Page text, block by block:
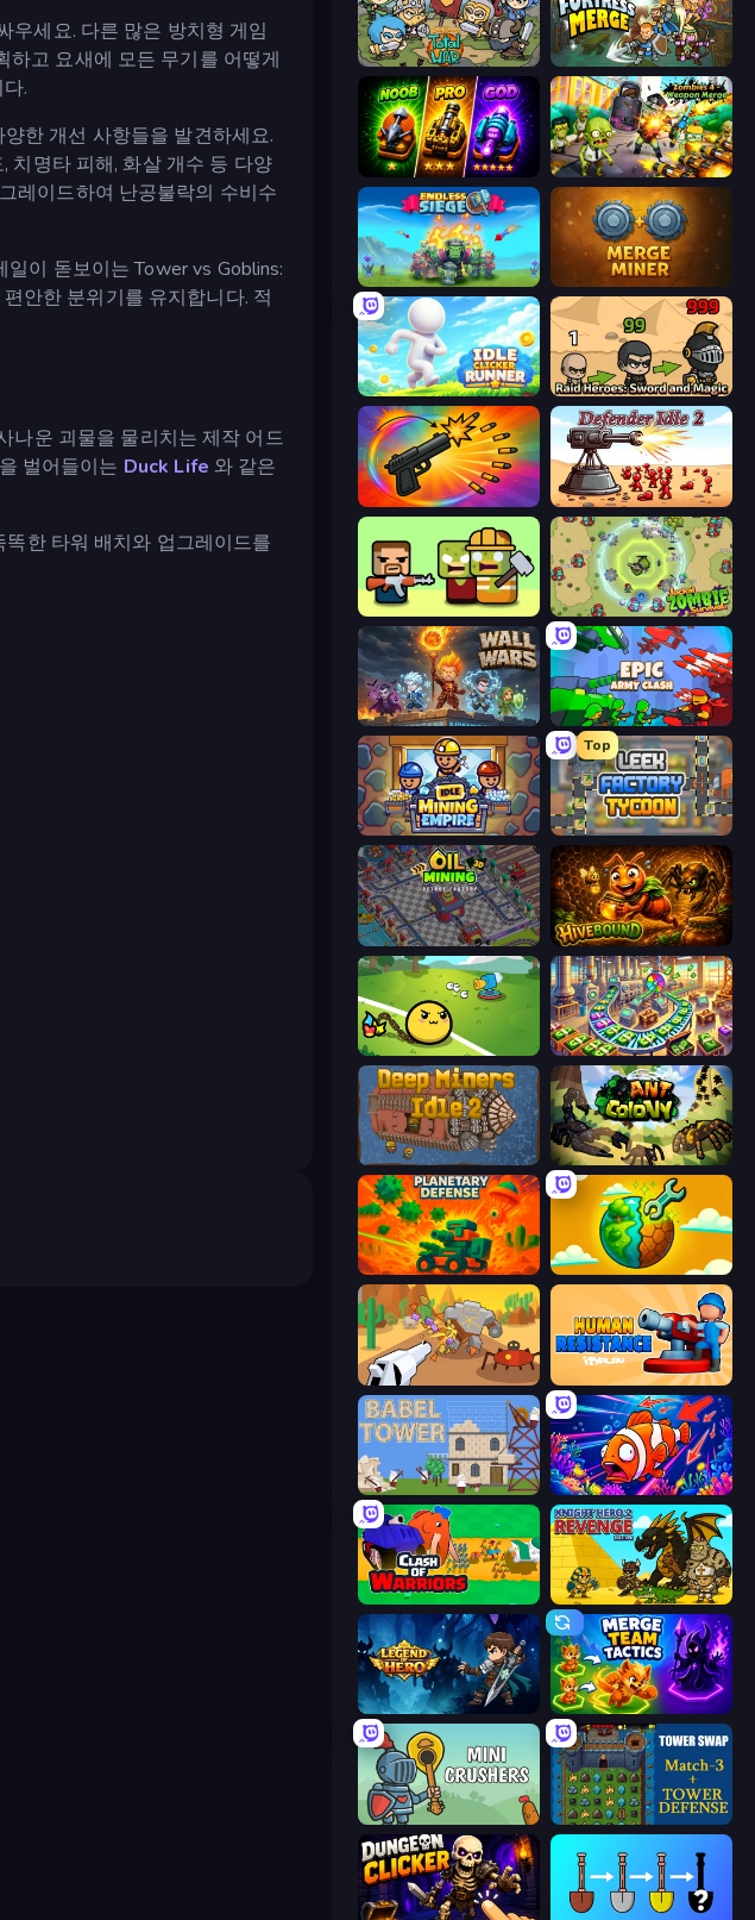
우세요. 다른 많은 방치형 게임
하고 요새에 모든 무기를 어떻게
.
한 개선 사항들을 발견하세요.
치명타 피해, 화살 개수 등 다양
레이드하여 난공불락의 수비수
이 돋보이는 Tower vs Goblins:
안한 분위기를 유지합니다. 적
나운 괴물을 물리치는 제작 어드
벌어들이는 Duck Life 와 같은
한 타워 배치와 업그레이드를
Raid Heroes: Total War Fortress Merge
Merge Survival Zombies 4 Weapon Merge
Endless Siege Merge Miner
Idle Clicker Runner Raid Heroes: Sword and Magic
Chair Force Buzz Defender Idle 2
Zombie Horde: Build & Survive Jackal Zombie Survival
Wall Wars Epic Army Clash
Idle Mining Empire
Top
Leek Factory Tycoon
Oil Mining 3D: Petrol Factory Hivebound
Monster Mixer Idle Money Factory: Tycoon Idle Game
Deep Miners Idle 2 Ant Colony: New War
Planetary Defense Land Explorers: Merge & Build
Idle Gun Survivor Human Resistance
Babel Tower Fish Catch Idle
Clash of Warriors Knight Hero 2 Revenge Idle RPG
Legend of Hero Merge Team Tactics
Mini Crushers Tower Swap